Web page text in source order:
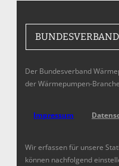
Der Bundesverband
der Wärmepumpen-
Impressum
Wir erfassen für unsere
können nachfolgend